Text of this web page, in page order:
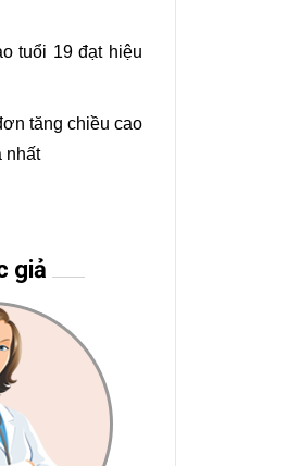
tuổi 19 đạt hiệu
tăng chiều cao
nhất
giả